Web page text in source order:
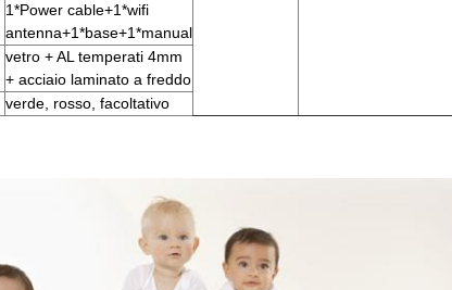
1*Power cable+1*wifi
antenna+1*base+1*manual
vetro + AL temperati 4mm
+ acciaio laminato a freddo
verde, rosso, facoltativo